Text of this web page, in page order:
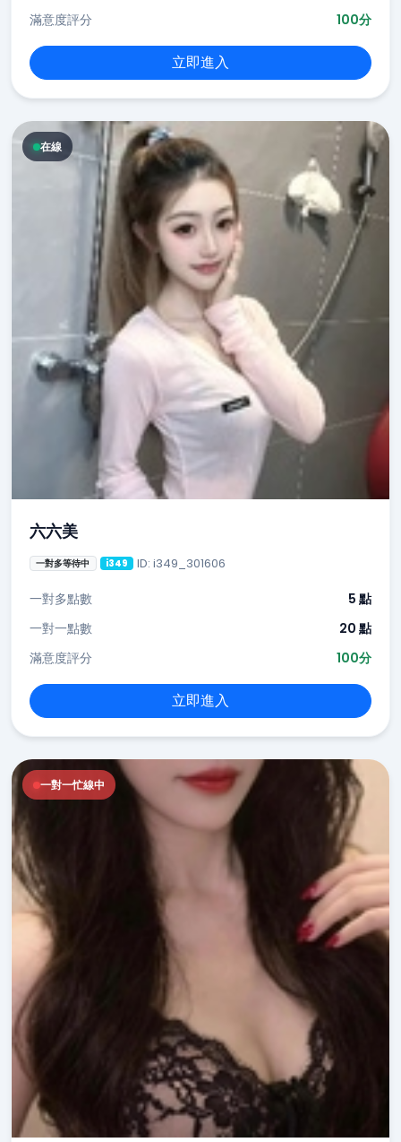
滿意度評分
100分
立即進入
在線
六六美
一對多等待中 i349 ID: i349_301606
一對多點數
5 點
一對一點數
20 點
滿意度評分
100分
立即進入
一對一忙線中